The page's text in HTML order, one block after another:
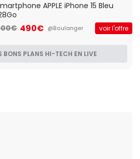
APPLE iPhone 15 Bleu
490€ @Boulanger voir l'offre
BONS PLANS HI-TECH EN LIVE